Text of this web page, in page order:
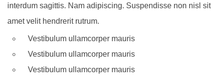
interdum sagittis. Nam adipiscing. Suspendisse non nisl sit
amet velit hendrerit rutrum.
Vestibulum ullamcorper mauris
Vestibulum ullamcorper mauris
Vestibulum ullamcorper mauris